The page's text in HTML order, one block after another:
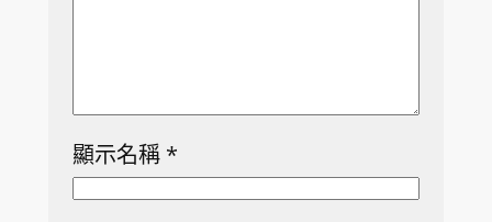
顯示名稱 *